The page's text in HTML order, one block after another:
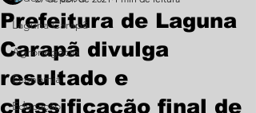
Laguna Carapã
Agronegócio
Economia
Educação
Prefeitura de Laguna
Carapã divulga
resultado e
classificação final de